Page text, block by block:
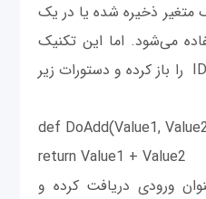
متغیر ذخیره شده یا در یک
می‌شود. اما این تکنیک
چگونه کار می‌کند؟ محیطIDLE را باز کرده و دستورات زیر
def DoAdd(Value1,
return Value1 + Value2
ورودی دریافت کرده و